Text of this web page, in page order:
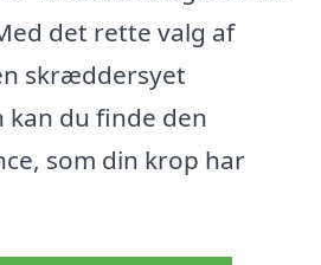
det rette valg af
skræddersyet
kan du finde den
som din krop har